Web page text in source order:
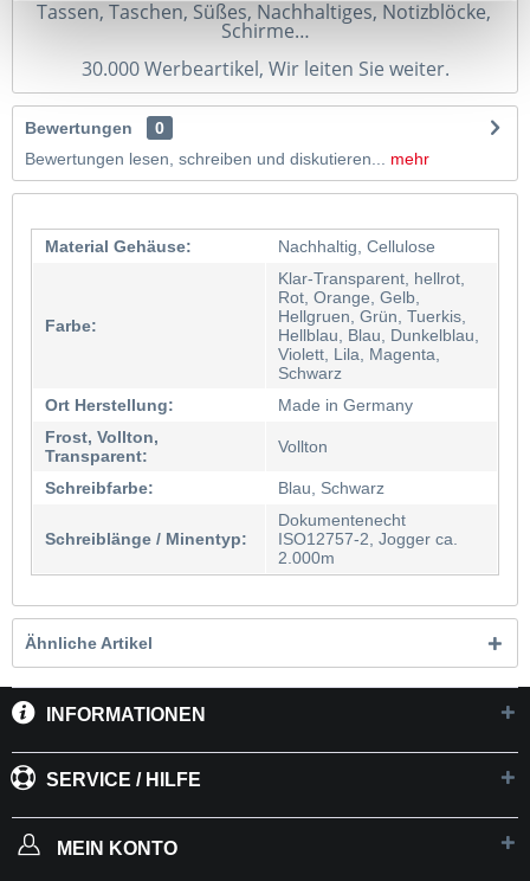
Tassen, Taschen, Süßes, Nachhaltiges, Notizblöcke,
Schirme…
30.000 Werbeartikel, Wir leiten Sie weiter.
Bewertungen
0
Bewertungen lesen, schreiben und diskutieren...
mehr
Material Gehäuse: Nachhaltig, Cellulose
Farbe:
Klar-Transparent, hellrot,
Rot, Orange, Gelb,
Hellgruen, Grün, Tuerkis,
Hellblau, Blau, Dunkelblau,
Violett, Lila, Magenta,
Schwarz
Ort Herstellung:
Made in Germany
Frost, Vollton,
Transparent:
Vollton
Schreibfarbe: Blau, Schwarz
Schreiblänge / Minentyp:
Dokumentenecht
ISO12757-2, Jogger ca.
2.000m
Ähnliche Artikel
INFORMATIONEN
SERVICE / HILFE
MEIN KONTO